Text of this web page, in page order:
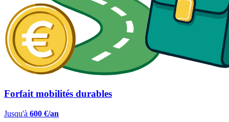
Forfait mobilités durables
Jusqu'à 600 €/an